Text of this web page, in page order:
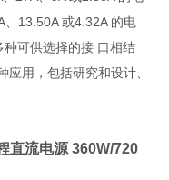
13.50A 或4.32A 的电
可供选择的接 口相结
用，包括研究和设计、
直流电源 360W/720